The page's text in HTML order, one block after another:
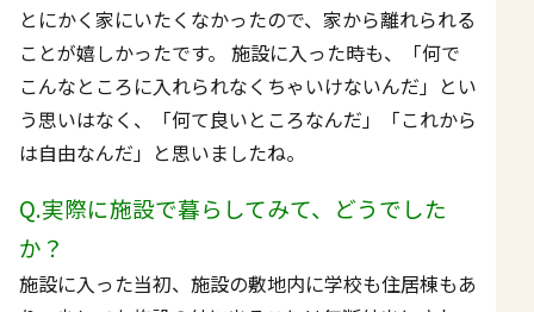
とにかく家にいたくなかったので、家から離れられる
ことが嬉しかったです。 施設に入った時も、「何で
こんなところに入れられなくちゃいけないんだ」とい
う思いはなく、「何て良いところなんだ」「これから
は自由なんだ」と思いましたね。
Q.実際に施設で暮らしてみて、どうでした
か？
施設に入った当初、施設の敷地内に学校も住居棟もあ